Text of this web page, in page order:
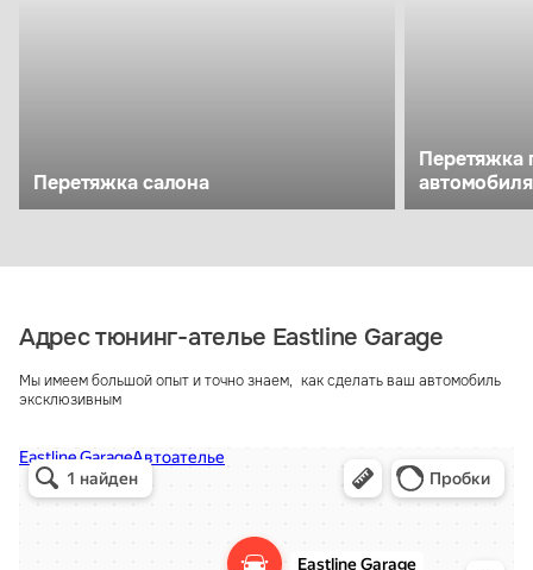
Перетяжка салона
Перетяжка
автомобиля
Адрес тюнинг-ателье Eastline Garage
Мы имеем большой опыт и точно знаем, как сделать ваш автомобиль
эксклюзивным